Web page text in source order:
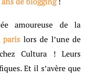
amoureuse de la
paris lors de l’une de
Cultura ! Leurs
Et il s’avère que